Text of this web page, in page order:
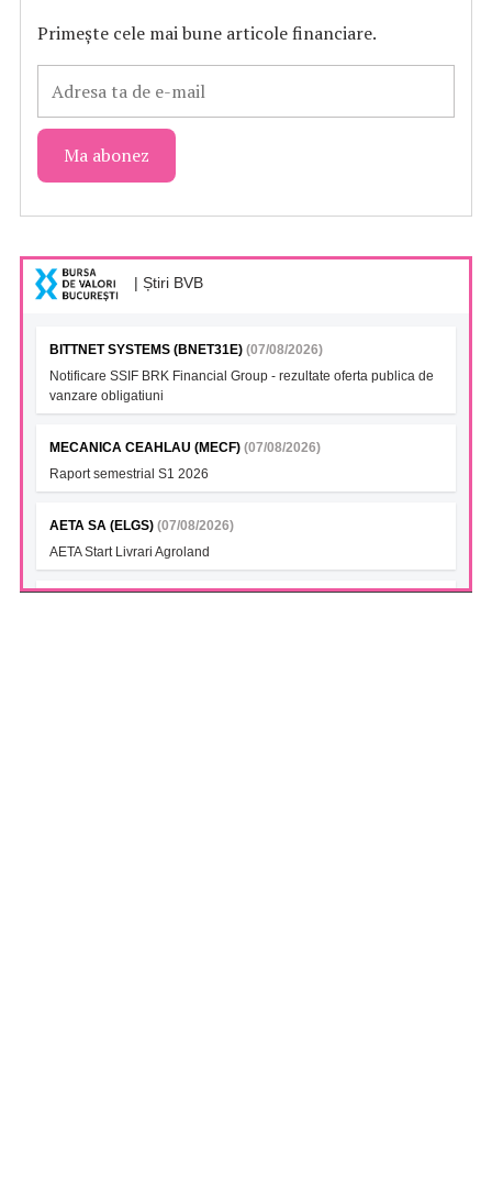
Primește cele mai bune articole financiare.
| Știri BVB
BITTNET SYSTEMS (BNET31E) (07/08/2026)
Notificare SSIF BRK Financial Group - rezultate oferta publica de
vanzare obligatiuni
MECANICA CEAHLAU (MECF) (07/08/2026)
Raport semestrial S1 2026
AETA SA (ELGS) (07/08/2026)
AETA Start Livrari Agroland